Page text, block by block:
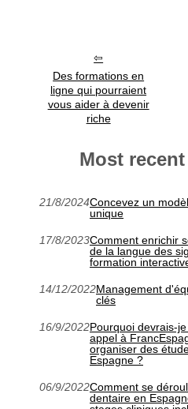
Des formations en
ligne qui pourraient
vous aider à devenir
riche
Most
21/8/2024Concevez un
unique
17/8/2023Comment enrichir
de la langue des
formation
14/12/2022Management
clés
16/9/2022Pourquoi devrais-
appel à
organiser des
Espagne ?
06/9/2022Comment se
dentaire en